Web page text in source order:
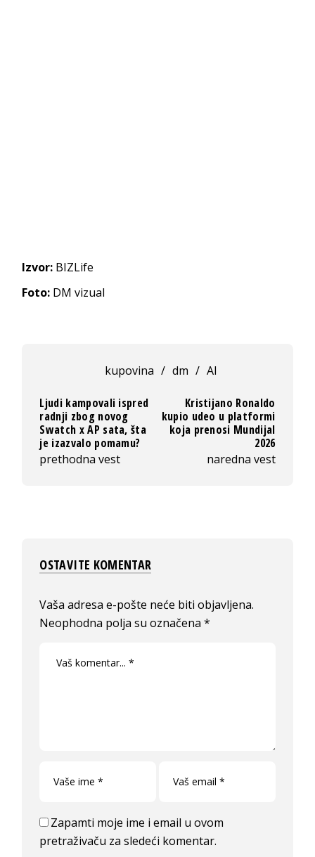
Izvor: BIZLife
Foto: DM vizual
kupovina / dm / AI
Ljudi kampovali ispred
radnji zbog novog
Swatch x AP sata, šta
je izazvalo pomamu?
prethodna vest
Kristijano Ronaldo
kupio udeo u platformi
koja prenosi Mundijal
2026
naredna vest
OSTAVITE KOMENTAR
Vaša adresa e-pošte neće biti objavljena.
Neophodna polja su označena*
Zapamti moje ime i email u ovom
pretraživaču za sledeći komentar.